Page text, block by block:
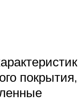
покрытия,